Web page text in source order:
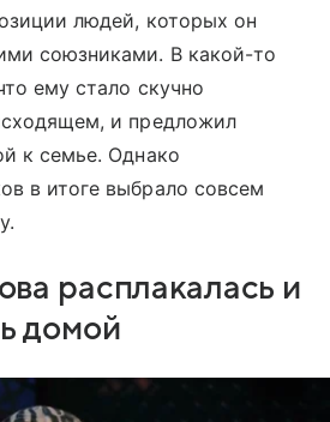
людей, которых он
союзниками. В какой-то
ему стало скучно
и предложил
к семье. Однако
в итоге выбрало совсем
расплакалась и
домой